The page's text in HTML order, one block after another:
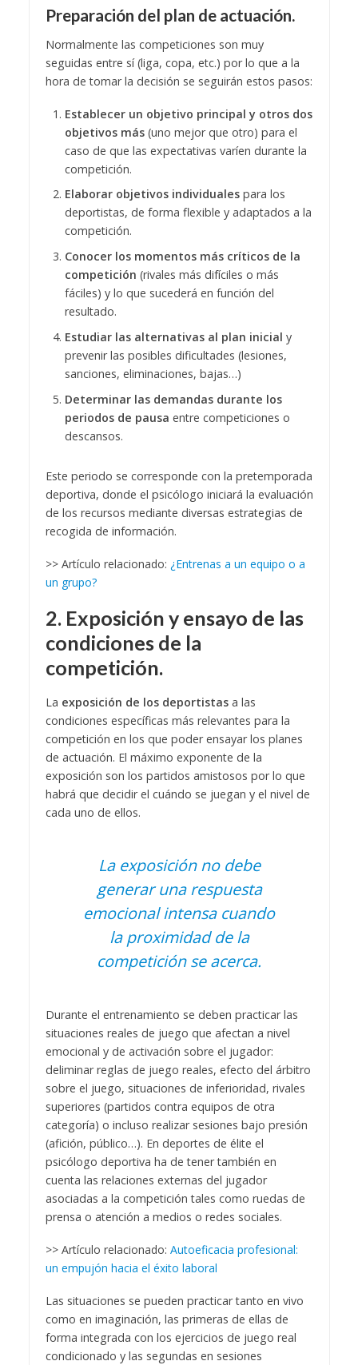
Preparación del plan de actuación.
Normalmente las competiciones son muy
seguidas entre sí (liga, copa, etc.) por lo que a la
hora de tomar la decisión se seguirán estos pasos:
Establecer un objetivo principal y otros dos
objetivos más(uno mejor que otro) para el
caso de que las expectativas varíen durante la
competición.
Elaborar objetivos individualespara los
deportistas, de forma flexible y adaptados a la
competición.
Conocer los momentos más críticos de la
competición (rivales más difíciles o más
fáciles) y lo que sucederá en función del
resultado.
Estudiar las alternativas al plan inicial y
prevenir las posibles dificultades (lesiones,
sanciones, eliminaciones, bajas…)
Determinar las demandas durante los
periodos de pausa entre competiciones o
descansos.
Este periodo se corresponde con la pretemporada
deportiva, donde el psicólogo iniciará la evaluación
de los recursos mediante diversas estrategias de
recogida de información.
>> Artículo relacionado: ¿Entrenas a un equipo o a
un grupo?
2. Exposición y ensayo de las
condiciones de la
competición.
La exposición de los deportistasa las
condiciones específicas más relevantes para la
competición en los que poder ensayar los planes
de actuación. El máximo exponente de la
exposición son los partidos amistosos por lo que
habrá que decidir el cuándo se juegan y el nivel de
cada uno de ellos.
La exposición no debe
generar una respuesta
emocional intensa cuando
la proximidad de la
competición se acerca.
Durante el entrenamiento se deben practicar las
situaciones reales de juego que afectan a nivel
emocional y de activación sobre el jugador:
deliminar reglas de juego reales, efecto del árbitro
sobre el juego, situaciones de inferioridad, rivales
superiores (partidos contra equipos de otra
categoría) o incluso realizar sesiones bajo presión
(afición, público…). En deportes de élite el
psicólogo deportiva ha de tener también en
cuenta las relaciones externas del jugador
asociadas a la competición tales como ruedas de
prensa o atención a medios o redes sociales.
>> Artículo relacionado: Autoeficacia profesional:
un empujón hacia el éxito laboral
Las situaciones se pueden practicar tanto en vivo
como en imaginación, las primeras de ellas de
forma integrada con los ejercicios de juego real
condicionado y las segundas en sesiones